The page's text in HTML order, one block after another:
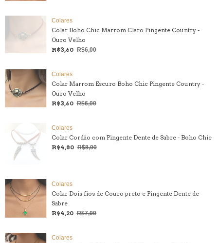
Colares
Colar Boho Chic Marrom Claro Pingente Country -
Ouro Velho
R$3,60 R$6,00
Colares
Colar Marrom Escuro Boho Chic Pingente Country -
Ouro Velho
R$3,60 R$6,00
Colares
Colar Cordão com Pingente Dente de Sabre - Boho Chic
R$4,80 R$8,00
Colares
Colar Dois fios de Couro preto e Pingente Dente de
Sabre
R$4,20 R$7,00
Colares